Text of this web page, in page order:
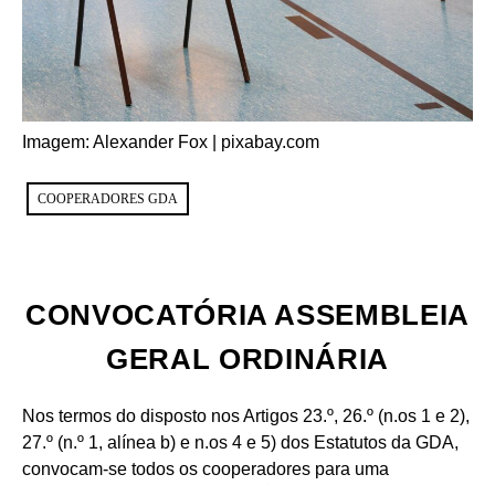
Imagem: Alexander Fox | pixabay.com
COOPERADORES GDA
CONVOCATÓRIA ASSEMBLEIA
GERAL ORDINÁRIA
Nos termos do disposto nos Artigos 23.º, 26.º (n.os 1 e 2),
27.º (n.º 1, alínea b) e n.os 4 e 5) dos Estatutos da GDA,
convocam-se todos os cooperadores para uma